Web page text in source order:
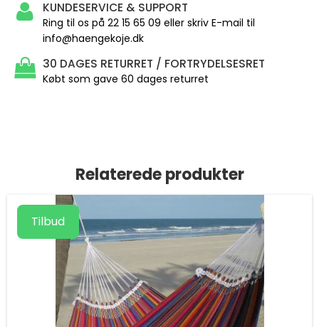
KUNDESERVICE & SUPPORT
Ring til os på 22 15 65 09 eller skriv E-mail til
info@haengekoje.dk
30 DAGES RETURRET / FORTRYDELSESRET
Købt som gave 60 dages returret
Relaterede produkter
Tilbud